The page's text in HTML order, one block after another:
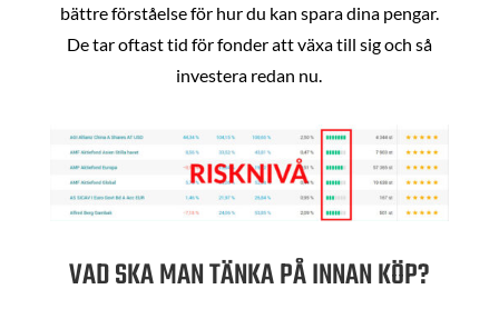
bättre förståelse för hur du kan spara dina pengar.
De tar oftast tid för fonder att växa till sig och så
investera redan nu.
VAD SKA MAN TÄNKA PÅ INNAN KÖP?